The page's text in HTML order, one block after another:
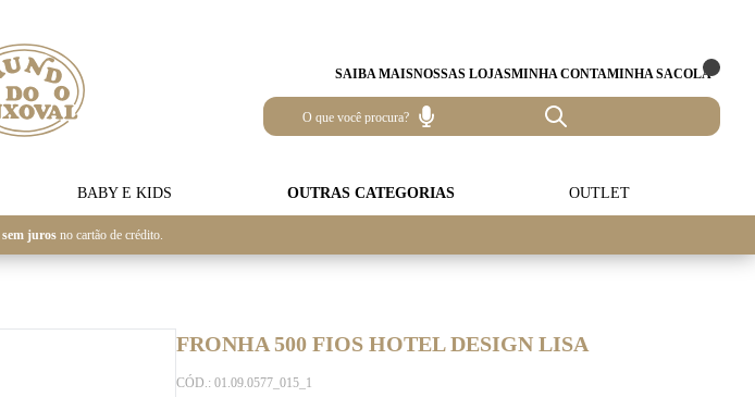
SAIBA MAISNOSSAS LOJASMINHA CONTAMINHA SACOLA
BABY E KIDS OUTRAS CATEGORIAS OUTLET
sem juros no cartão de crédito.
FRONHA 500 FIOS HOTEL DESIGN LISA
CÓD.: 01.09.0577_015_1